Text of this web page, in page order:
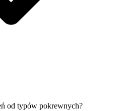
od typów pokrewnych?